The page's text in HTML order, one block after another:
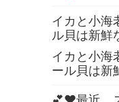
イカと小海
ル貝は新鮮
イカと小海
ール貝は新